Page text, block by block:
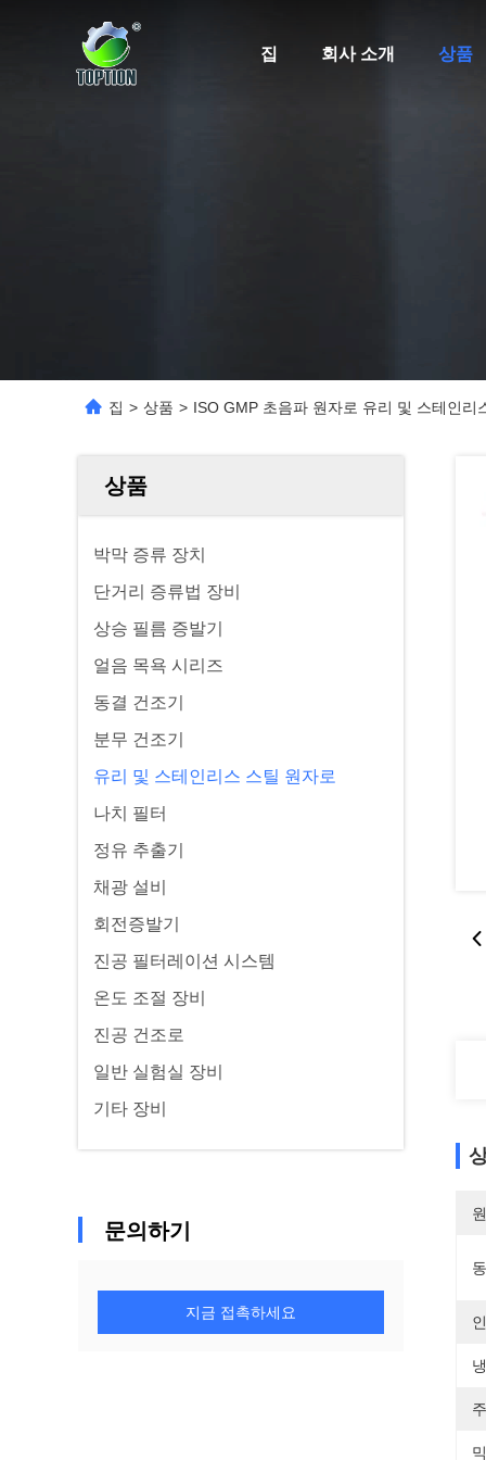
집 회사 소개 상품
집 > 상품 > ISO GMP 초음파 원자로 유리 및 스테인리
상품
박막 증류 장치
단거리 증류법 장비
상승 필름 증발기
얼음 목욕 시리즈
동결 건조기
분무 건조기
유리 및 스테인리스 스틸 원자로
나치 필터
정유 추출기
채광 설비
회전증발기
진공 필터레이션 시스템
온도 조절 장비
진공 건조로
일반 실험실 장비
기타 장비
문의하기
지금 접촉하세요